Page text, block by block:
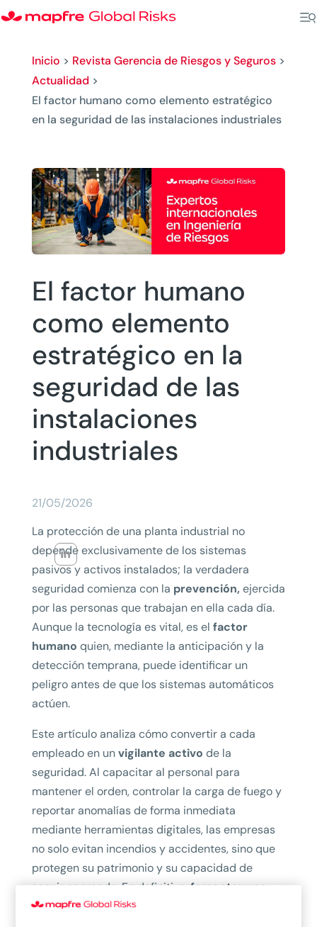
Inicio > Revista Gerencia de Riesgos y Seguros>
Actualidad >
El factor humano como elemento estratégico
en la seguridad de las instalaciones industriales
El factor humano
como elemento
estratégico en la
seguridad de las
instalaciones
industriales
21/05/2026
La protección de una planta industrial no
depende exclusivamente de los sistemas
pasivos y activos instalados; la verdadera
seguridad comienza con la prevención, ejercida
por las personas que trabajan en ella cada día.
Aunque la tecnología es vital, es el factor
humano quien, mediante la anticipación y la
detección temprana, puede identificar un
peligro antes de que los sistemas automáticos
actúen.
Este artículo analiza cómo convertir a cada
empleado en unvigilante activo de la
seguridad. Al capacitar al personal para
mantener el orden, controlar la carga de fuego y
reportar anomalías de forma inmediata
mediante herramientas digitales, las empresas
no solo evitan incendios y accidentes, sino que
protegen su patrimonio y su capacidad de
seguir operando. En definitiva,fomentar una
cultura preventiva basada en la